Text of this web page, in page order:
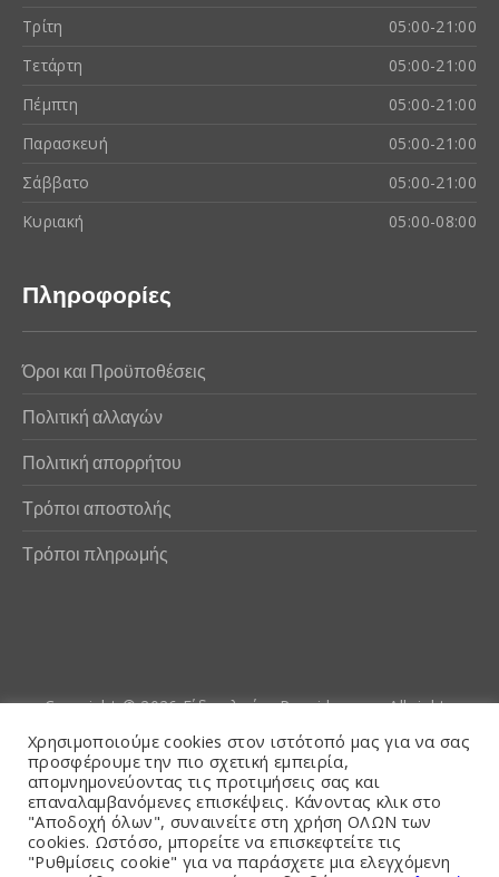
Τρίτη
05:00-21:00
Τετάρτη
05:00-21:00
Πέμπτη
05:00-21:00
Παρασκευή
05:00-21:00
Σάββατο
05:00-21:00
Κυριακή
05:00-08:00
Πληροφορίες
Όροι και Προϋποθέσεις
Πολιτική αλλαγών
Πολιτική απορρήτου
Τρόποι αποστολής
Τρόποι πληρωμής
Copyright © 2026Είδη αλιείας Poseidwnn.gr. All rights
reserved. Powered by
PlexusCore
Όροι και Προϋποθέσεις
Χρησιμοποιούμε cookies στον ιστότοπό μας για να σας
προσφέρουμε την πιο σχετική εμπειρία,
απομνημονεύοντας τις προτιμήσεις σας και
επαναλαμβανόμενες επισκέψεις. Κάνοντας κλικ στο
"Αποδοχή όλων", συναινείτε στη χρήση ΟΛΩΝ των
cookies. Ωστόσο, μπορείτε να επισκεφτείτε τις
"Ρυθμίσεις cookie" για να παράσχετε μια ελεγχόμενη